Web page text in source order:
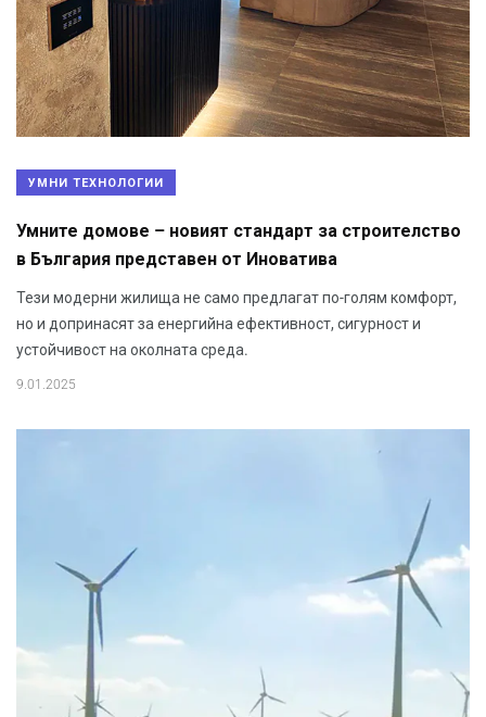
УМНИ ТЕХНОЛОГИИ
Умните домове – новият стандарт за строителство
в България представен от Иноватива
Тези модерни жилища не само предлагат по-голям комфорт,
но и допринасят за енергийна ефективност, сигурност и
устойчивост на околната среда.
9.01.2025